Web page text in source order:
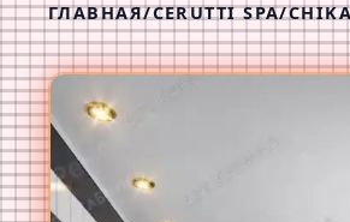
ГЛАВНАЯ/CERUTTI SPA/